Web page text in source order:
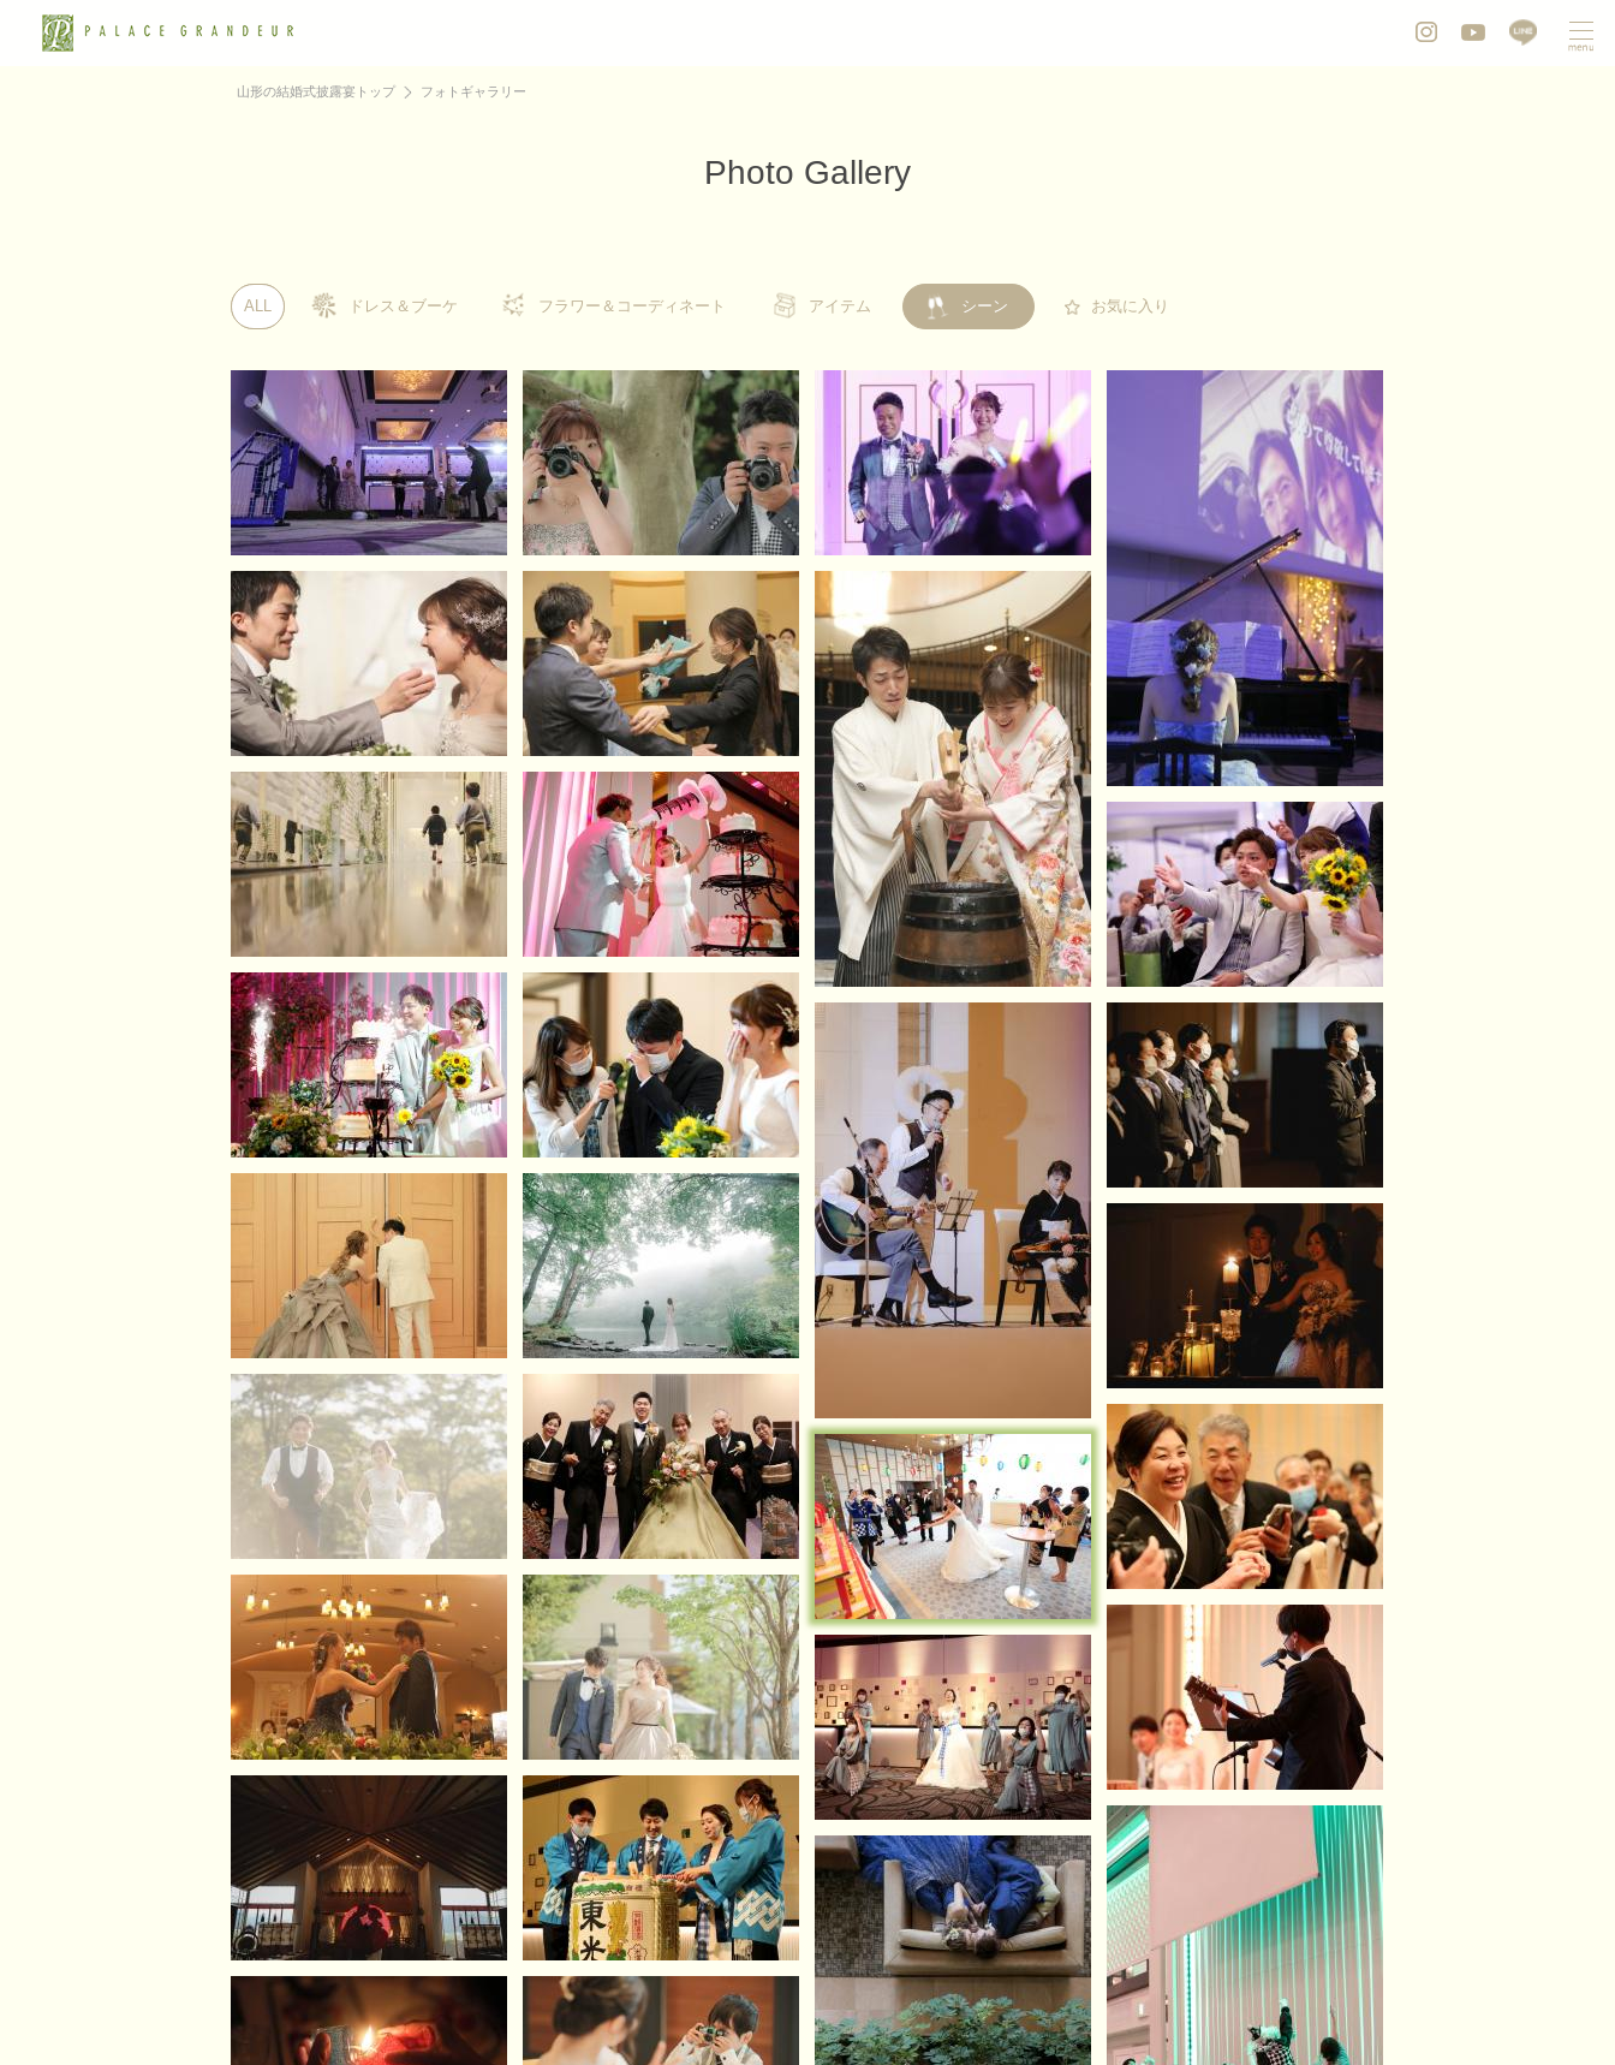
山形の結婚式披露宴トップ フォトギャラリー
Photo Gallery
ALL
ALL ドレス＆ブーケ
ドレス＆ブーケ フラワー＆コーディネート
フラワー＆コーディネート アイテム
アイテム シーン お気に入り
お気に入り